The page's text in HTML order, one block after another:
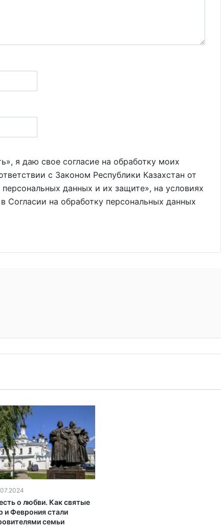
я даю свое согласие на обработку моих
с Законом Республики Казахстан от
данных и их защите», на условиях
Согласии на обработку персональных данных
о любви. Как святые
и Феврония стали
семьи